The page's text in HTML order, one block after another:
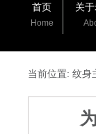
首页
Home
关
当前位置: 纹身